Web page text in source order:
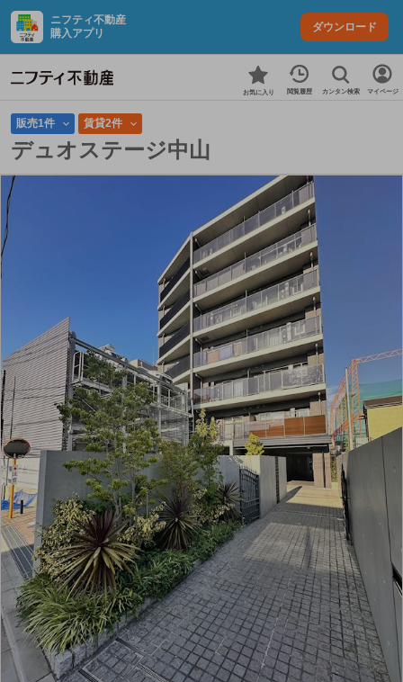
ニフティ不動産
購入アプリ
ダウンロード
お気に入り 閲覧履歴 カンタン検索 マイページ
販売1件 賃貸2件
デュオステージ中山